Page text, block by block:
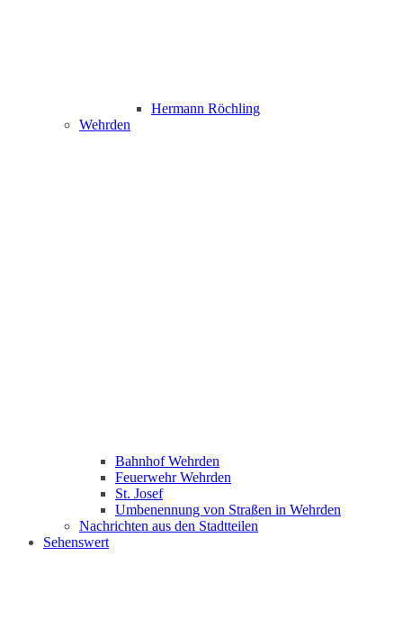
Hermann Röchling
Wehrden
Bahnhof Wehrden
Feuerwehr Wehrden
St. Josef
Umbenennung von Straßen in Wehrden
Nachrichten aus den Stadtteilen
Sehenswert